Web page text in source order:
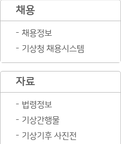
채용
채용정보
기상청 채용시스템
자료
법령정보
기상간행물
기상기후 사진전